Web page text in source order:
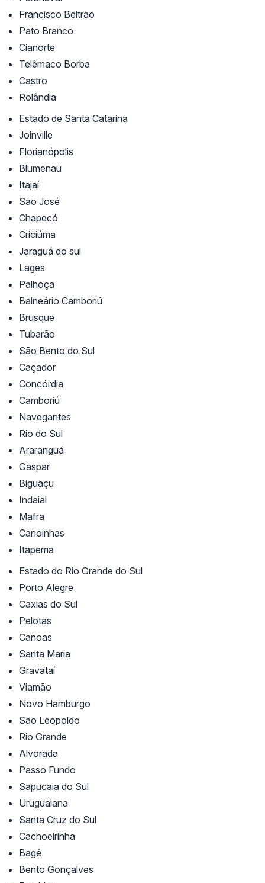
Francisco Beltrão
Pato Branco
Cianorte
Telêmaco Borba
Castro
Rolândia
Estado de Santa Catarina
Joinville
Florianópolis
Blumenau
Itajaí
São José
Chapecó
Criciúma
Jaraguá do sul
Lages
Palhoça
Balneário Camboriú
Brusque
Tubarão
São Bento do Sul
Caçador
Concórdia
Camboriú
Navegantes
Rio do Sul
Araranguá
Gaspar
Biguaçu
Indaial
Mafra
Canoinhas
Itapema
Estado do Rio Grande do Sul
Porto Alegre
Caxias do Sul
Pelotas
Canoas
Santa Maria
Gravataí
Viamão
Novo Hamburgo
São Leopoldo
Rio Grande
Alvorada
Passo Fundo
Sapucaia do Sul
Uruguaiana
Santa Cruz do Sul
Cachoeirinha
Bagé
Bento Gonçalves